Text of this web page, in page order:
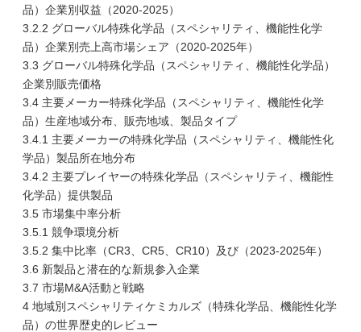
品）企業別収益（2020-2025）
3.2.2 グローバル特殊化学品（スペシャリティ、機能性化学
品）企業別売上高市場シェア（2020-2025年）
3.3 グローバル特殊化学品（スペシャリティ、機能性化学品）
企業別販売価格
3.4 主要メーカー特殊化学品（スペシャリティ、機能性化学
品）生産地域分布、販売地域、製品タイプ
3.4.1 主要メーカーの特殊化学品（スペシャリティ、機能性化
学品）製品所在地分布
3.4.2 主要プレイヤーの特殊化学品（スペシャリティ、機能性
化学品）提供製品
3.5 市場集中率分析
3.5.1 競争環境分析
3.5.2 集中比率（CR3、CR5、CR10）及び（2023-2025年）
3.6 新製品と潜在的な新規参入企業
3.7 市場M&A活動と戦略
4 地域別スペシャリティケミカルズ（特殊化学品、機能性化学
品）の世界歴史的レビュー